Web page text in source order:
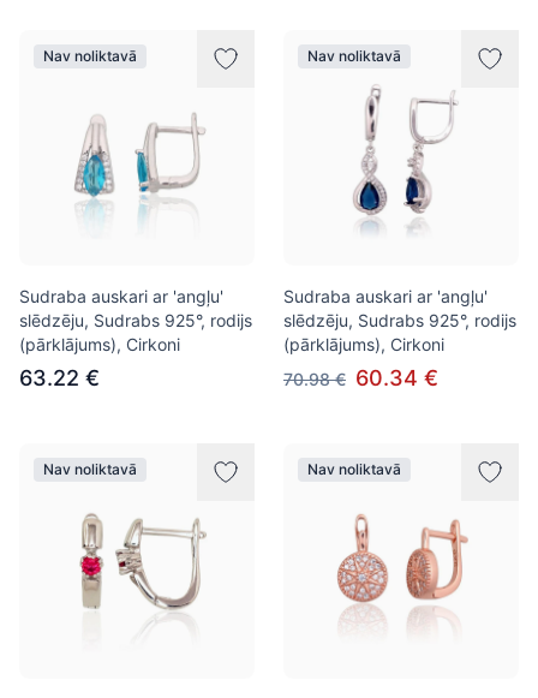
Nav noliktavā
Sudraba auskari ar 'angļu'
slēdzēju, Sudrabs 925°, rodijs
(pārklājums), Cirkoni
63.22 €
Nav noliktavā
Sudraba auskari ar 'angļu'
slēdzēju, Sudrabs 925°, rodijs
(pārklājums), Cirkoni
70.98 € 60.34 €
Nav noliktavā Nav noliktavā